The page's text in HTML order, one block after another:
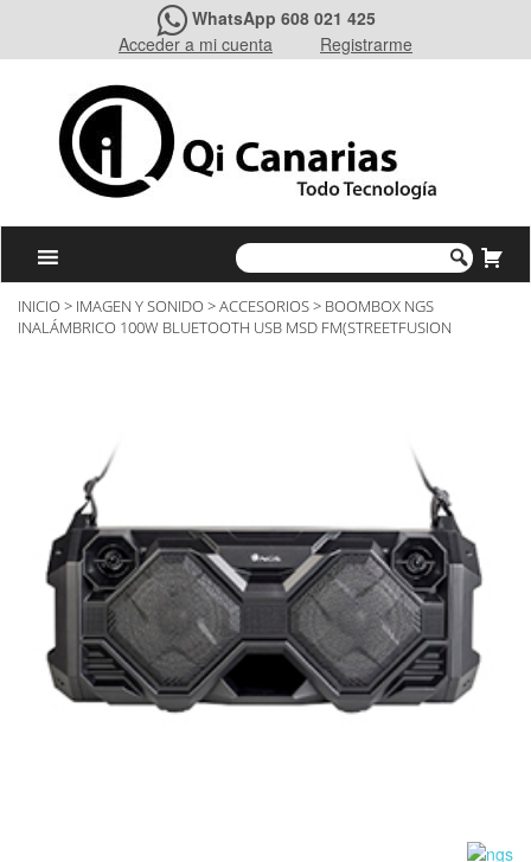
WhatsApp 608 021 425
Acceder a mi cuenta
Registrarme
INICIO > IMAGEN Y SONIDO >ACCESORIOS> BOOMBOX NGS
INALÁMBRICO 100W BLUETOOTH USB MSD FM(STREETFUSION